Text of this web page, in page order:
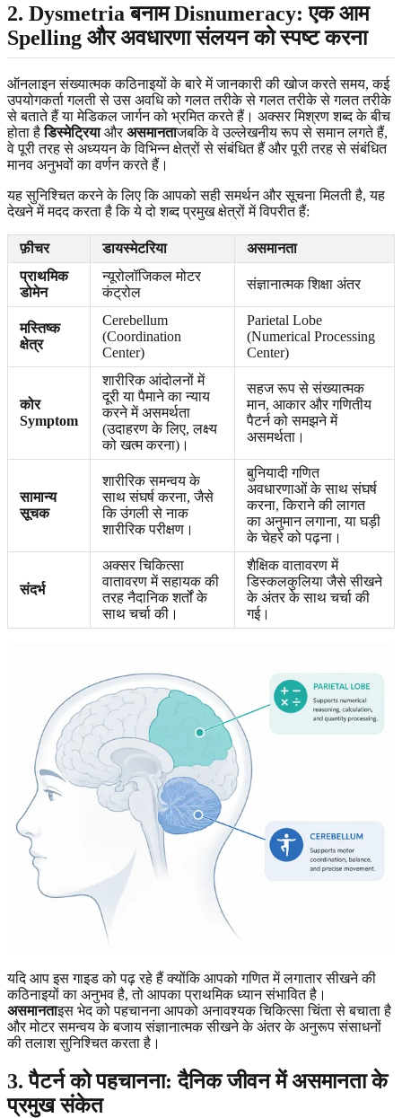
2. Dysmetria बनाम Disnumeracy: एक आम
Spelling और अवधारणा संलयन को स्पष्ट करना
ऑनलाइन संख्यात्मक कठिनाइयों के बारे में जानकारी की खोज करते समय, कई
उपयोगकर्ता गलती से उस अवधि को गलत तरीके से गलत तरीके से गलत तरीके
से बताते हैं या मेडिकल जार्गन को भ्रमित करते हैं। अक्सर मिश्रण शब्द के बीच
होता हैडिस्मेट्रियाऔरअसमानताजबकि वे उल्लेखनीय रूप से समान लगते हैं,
वे पूरी तरह से अध्ययन के विभिन्न क्षेत्रों से संबंधित हैं और पूरी तरह से संबंधित
मानव अनुभवों का वर्णन करते हैं।
यह सुनिश्चित करने के लिए कि आपको सही समर्थन और सूचना मिलती है, यह
देखने में मदद करता है कि ये दो शब्द प्रमुख क्षेत्रों में विपरीत हैं:
फ़ीचर डायस्मेटरिया
असमानता
प्राथमिक
डोमेन
न्यूरोलॉजिकल मोटर
कंट्रोल
संज्ञानात्मक शिक्षा अंतर
मस्तिष्क
क्षेत्र
Cerebellum
(Coordination
Center)
Parietal Lobe
(Numerical Processing
Center)
कोर
Symptom
शारीरिक आंदोलनों में
दूरी या पैमाने का न्याय
करने में असमर्थता
(उदाहरण के लिए, लक्ष्य
को खत्म करना)।
सहज रूप से संख्यात्मक
मान, आकार और गणितीय
पैटर्न को समझने में
असमर्थता।
सामान्य
सूचक
शारीरिक समन्वय के
साथ संघर्ष करना, जैसे
कि उंगली से नाक
शारीरिक परीक्षण।
बुनियादी गणित
अवधारणाओं के साथ संघर्ष
करना, किराने की लागत
का अनुमान लगाना, या घड़ी
के चेहरे को पढ़ना।
संदर्भ
अक्सर चिकित्सा
वातावरण में सहायक की
तरह नैदानिक शर्तों के
साथ चर्चा की।
शैक्षिक वातावरण में
डिस्कलकुलिया जैसे सीखने
के अंतर के साथ चर्चा की
गई।
यदि आप इस गाइड को पढ़ रहे हैं क्योंकि आपको गणित में लगातार सीखने की
कठिनाइयों का अनुभव है, तो आपका प्राथमिक ध्यान संभावित है।
असमानताइस भेद को पहचानना आपको अनावश्यक चिकित्सा चिंता से बचाता है
और मोटर समन्वय के बजाय संज्ञानात्मक सीखने के अंतर के अनुरूप संसाधनों
की तलाश सुनिश्चित करता है।
3. पैटर्न को पहचानना: दैनिक जीवन में असमानता के
प्रमुख संकेत